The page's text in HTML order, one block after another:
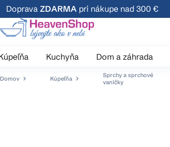
Prejsť
na
obsah
Doprava ZDARMA pri nákupe nad 300 €
Kuchyňa Dom a záhrada
Domov Kúpeľňa
Sprchy a sprchové
vaničky